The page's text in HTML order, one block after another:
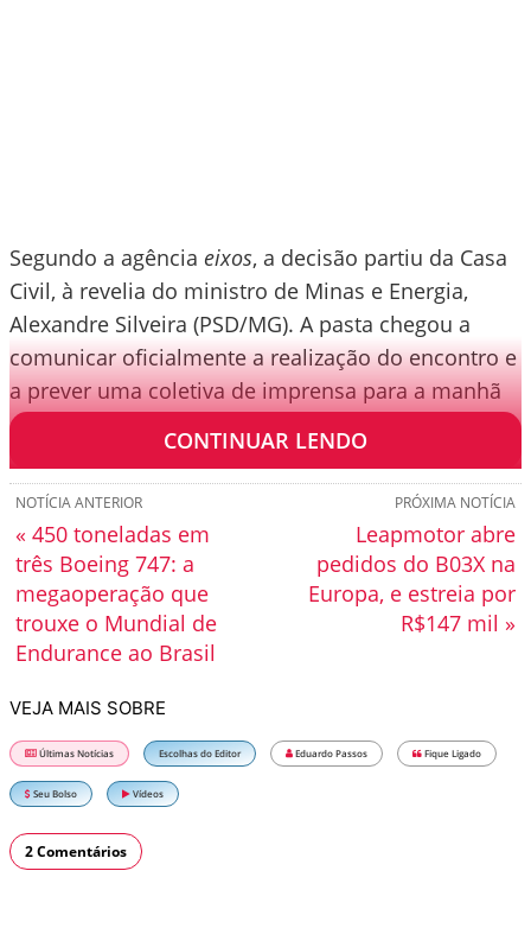
Segundo a agência eixos, a decisão partiu da Casa
Civil, à revelia do ministro de Minas e Energia,
Alexandre Silveira (PSD/MG). A pasta chegou a
comunicar oficialmente a realização do encontro e
a prever uma coletiva de imprensa para a manhã
desta quarta.
CONTINUAR LENDO
PRÓXIMA NOTÍCIA
Leapmotor abre
pedidos do B03X na
Europa, e estreia por
R$147 mil »
NOTÍCIA ANTERIOR
« 450 toneladas em
três Boeing 747: a
megaoperação que
trouxe o Mundial de
Endurance ao Brasil
VEJA MAIS SOBRE
Últimas Notícias Escolhas do Editor Eduardo Passos Fique Ligado
Seu Bolso Vídeos
2 Comentários